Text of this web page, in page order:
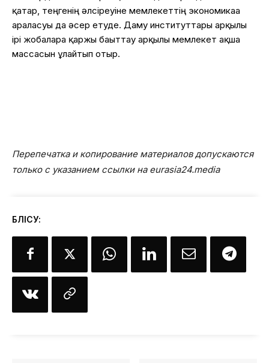
қатар, теңгенің әлсіреуіне мемлекеттің экономикаға
араласуы да әсер етуде. Даму институттары арқылы
ірі жобаларға қаржы бағыттау арқылы мемлекет ақша
массасын ұлғайтып отыр.
Перепечатка и копирование материалов допускаются
только с указанием ссылки на eurasia24.media
БӨЛІСУ: